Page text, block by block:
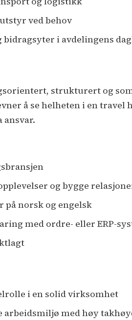
ved behov
i avdelingens
strukturert og
å se helheten i en
ansvar.
og bygge
på norsk og engelsk
med ordre- eller ERP-
i en solid virksomhet
med høy